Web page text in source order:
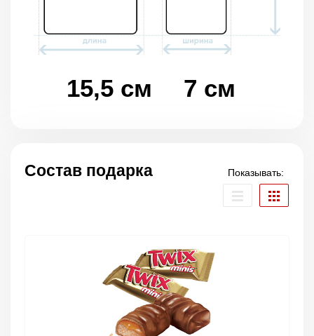
15,5 см 7 см
Состав подарка Показывать: